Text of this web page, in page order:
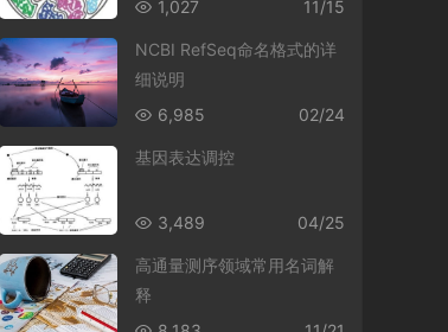
11/15
1,027
NCBI RefSeq命名格式的详
细说明
02/24
6,985
基因表达调控
04/25
3,489
高通量测序领域常用名词解
释